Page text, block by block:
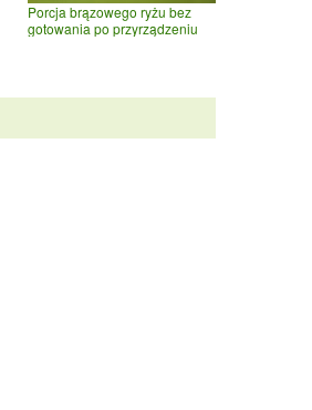
Porcja brązowego ryżu bez
gotowania po przyrządzeniu